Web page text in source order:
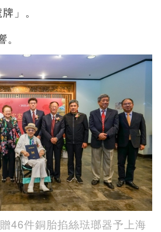
」。
46件銅胎掐絲琺瑯器予上海